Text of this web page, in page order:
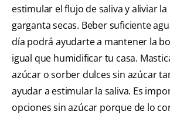
estimular el flujo de saliva y aliviar la
garganta secas. Beber suficiente
día podrá ayudarte a mantener la
igual que humidificar tu casa.
azúcar o sorber dulces sin azúcar
ayudar a estimular la saliva. Es
opciones sin azúcar porque de lo